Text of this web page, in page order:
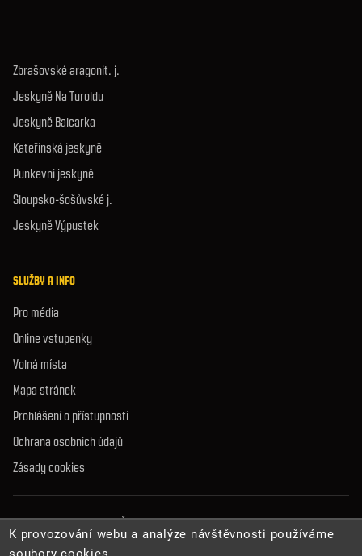
Zbrašovské aragonit. j.
Jeskyně Na Turoldu
Jeskyně Balcarka
Kateřinská jeskyně
Punkevní jeskyně
Sloupsko-šošůvské j.
Jeskyně Výpustek
SLUŽBY A INFO
Pro média
Online vstupenky
Volná místa
Mapa stránek
Prohlášení o přístupnosti
Ochrana osobních údajů
Zásady cookies
© 2026 Správa jeskyní České republiky. Všechna práva vyhrazena.
K provozování webu a analýze návštěvnosti používáme